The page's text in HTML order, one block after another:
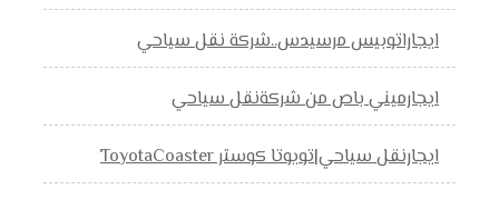
ايجاراتوبيس مرسيدس..شركة نقل سياحي
ايجارميني باص من شركةنقل سياحي
ايجارنقل سياحي|تويوتا كوستر ToyotaCoaster